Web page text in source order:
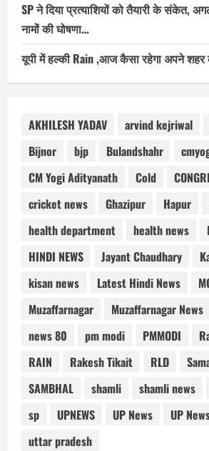
SP ने दिया प्रत्याशियों को तैयारी के संकेत,
नामों की घोषणा…
यूपी में हल्की Rain ,आज कैसा रहेगा अपने शहर
AKHILESH YADAV arvind kejriwal
Bijnor
bjp Bulandshahr
CM Yogi Adityanath
Cold
cricket news
Ghazipur Hapur
health department
health news
HINDI NEWS
Jayant Chaudhary
kisan news
Latest Hindi News
Muzaffarnagar
Muzaffarnagar News
news 80
pm modi PMMODI
RAIN
Rakesh Tikait RLD
SAMBHAL
shamli shamli news
sp
UPNEWS UP News
UP
uttar pradesh